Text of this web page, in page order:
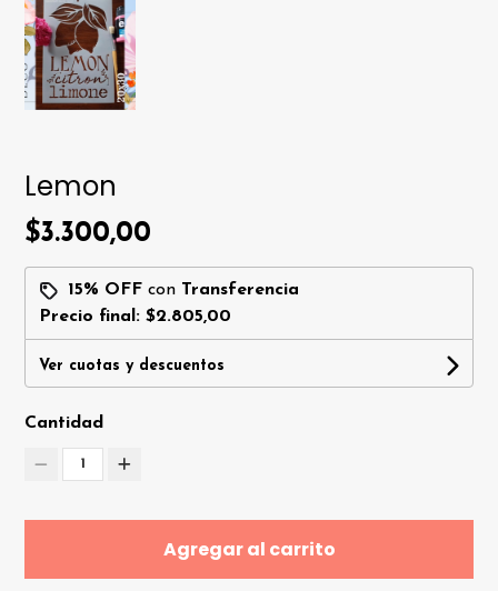
Lemon
$3.300,00
15% OFF con Transferencia
Precio final:$2.805,00
Ver cuotas y descuentos
Cantidad
1
Agregar al carrito